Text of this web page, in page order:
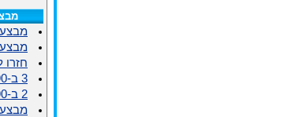
חזרו
3 ב-99.90
2 ב-99.90